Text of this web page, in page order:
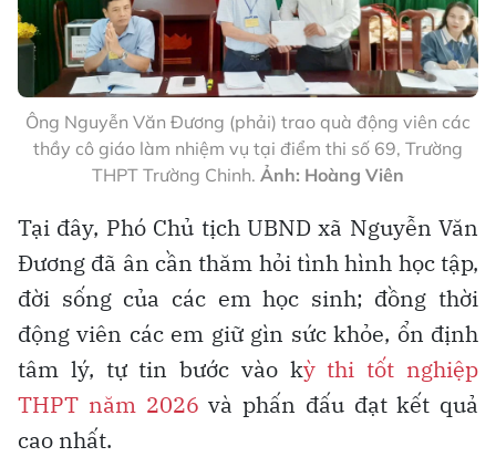
Ông Nguyễn Văn Đương (phải) trao quà động viên các
thầy cô giáo làm nhiệm vụ tại điểm thi số 69, Trường
THPT Trường Chinh. Ảnh: Hoàng Viên
Tại đây, Phó Chủ tịch UBND xã Nguyễn Văn
Đương đã ân cần thăm hỏi tình hình học tập,
đời sống của các em học sinh; đồng thời
động viên các em giữ gìn sức khỏe, ổn định
tâm lý, tự tin bước vào kỳ thi tốt nghiệp
THPT năm 2026 và phấn đấu đạt kết quả
cao nhất.